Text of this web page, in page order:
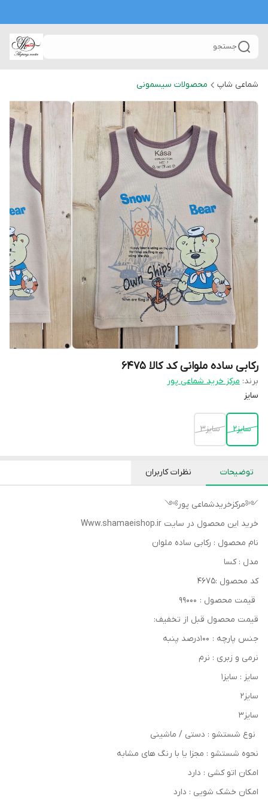
جستجو
شماعی شاپ محصولات سیسمونی
رکابی ساده ملوانی کد کالا ۶۴۷۵
برند: مرکز خرید شماعی پور
سایز
سایز۲ سایز۳
توضیحات نظرات کاربران
༺مرکزخریدشماعی پور༻
خرید این محصول در سایت Www.shamaeishop.ir
نام محصول : رکابی ساده ملوان
مدل : کسا
کد محصول :۴۶۷۵
قیمت محصول : ۹۹۰۰۰
قیمت محصول قبل از تخفیف:
جنس پارچه : ۱۰۰درصد پنبه
نرمی و زبری : نرم
سایز : سایز۱
سایز۲
سایز۳
نوع شستشو : دستی / ماشینی
نحوه شستشو : مجزا یا با رنگ های مشابه
امکان اتو کشی : دارد
امکان خشک‌ شویی : دارد